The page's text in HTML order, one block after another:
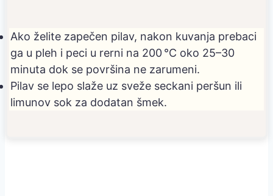
Ako želite zapečen pilav, nakon kuvanja prebaci
ga u pleh i peci u rerni na 200 °C oko 25–30
minuta dok se površina ne zarumeni.
Pilav se lepo slaže uz sveže seckani peršun ili
limunov sok za dodatan šmek.